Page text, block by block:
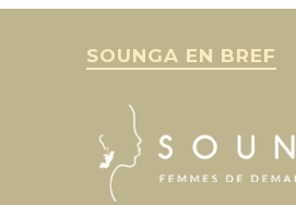
SOUNGA EN BREF